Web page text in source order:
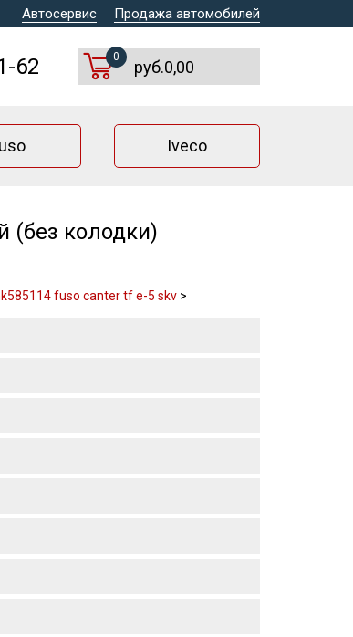
Автосервис Продажа автомобилей
62 0
руб.0,00
Iveco
(без колодки)
fuso canter tf e-5 skv>